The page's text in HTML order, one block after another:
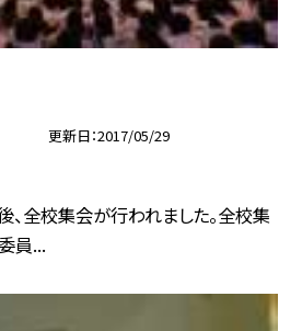
更新日 2017/05/29
、全校集会が行われました。全校集
員...